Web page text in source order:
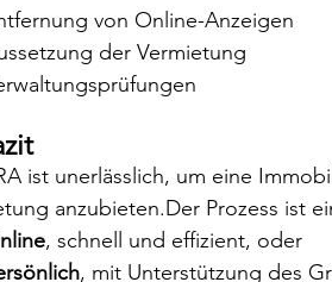
von Online-Anzeigen
der Vermietung
ist unerlässlich, um eine
anzubieten.Der Prozess ist
, schnell und effizient, oder
, mit Unterstützung des